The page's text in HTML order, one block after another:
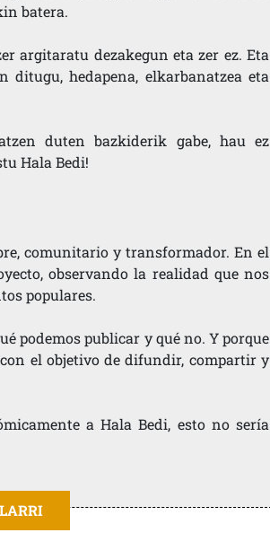
batera.
argitaratu dezakegun eta zer ez. Eta
hedapena, elkarbanatzea eta
duten bazkiderik gabe, hau ez
Hala Bedi!
comunitario y transformador. En el
observando la realidad que nos
populares.
podemos publicar y qué no. Y porque
el objetivo de difundir, compartir y
a Hala Bedi, esto no sería